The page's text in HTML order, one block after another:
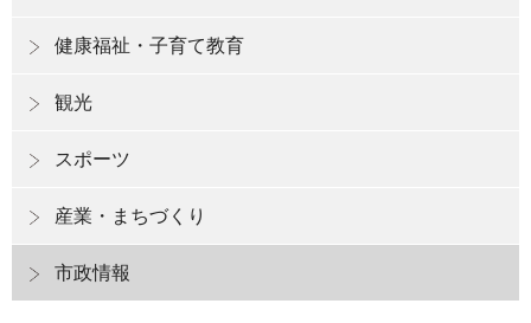
健康福祉・子育て教育
観光
スポーツ
産業・まちづくり
市政情報